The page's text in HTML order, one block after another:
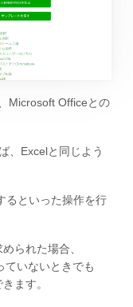
Microsoft Officeとの
、Excelと同じよう
るといった操作を行
られた場合、
ていないときでも
ます。